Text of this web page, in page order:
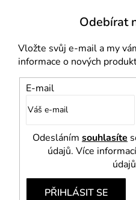
Odebírat
Vložte svůj e-mail a my
informace o nových
E-mail
Odesláním souhlasíte
údajů. Více
údajů
PŘIHLÁSIT SE